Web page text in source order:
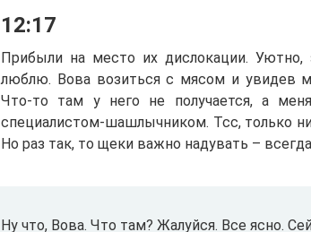
12:17
Прибыли на место их дислокации. Уютно,
люблю. Вова возиться с мясом и увидев
Что-то там у него не получается, а
специалистом-шашлычником. Тсс, только
Но раз так, то щеки важно надувать –
Ну что, Вова. Что там? Жалуйся. Все ясно.